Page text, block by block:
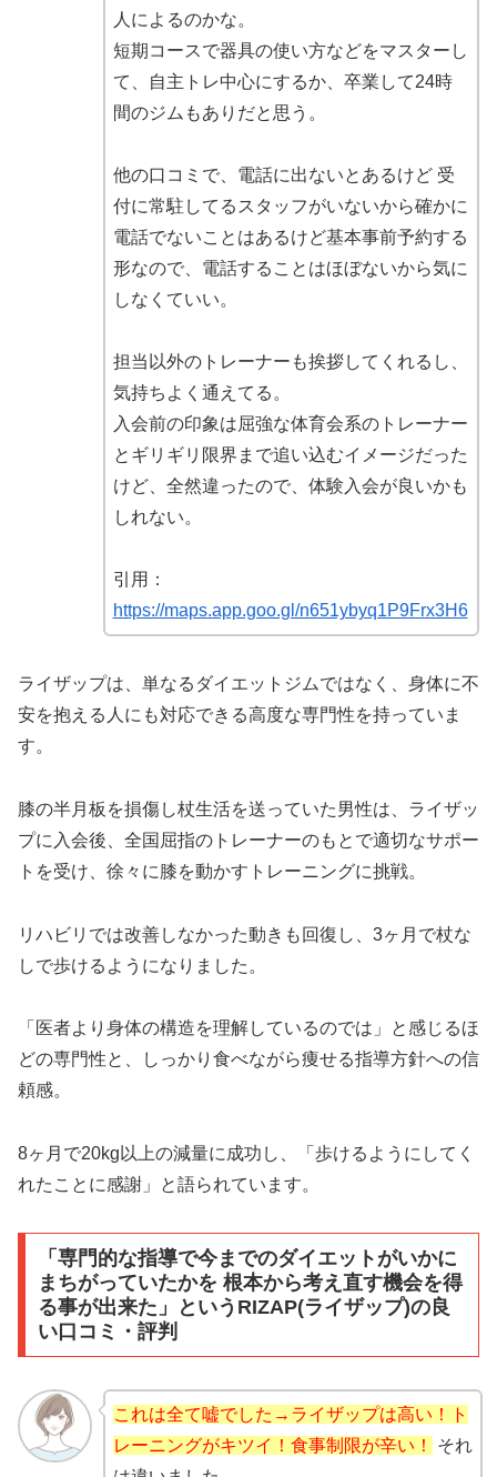
人によるのかな。
短期コースで器具の使い方などをマスターし
て、自主トレ中心にするか、卒業して24時
間のジムもありだと思う。
他の口コミで、電話に出ないとあるけど 受
付に常駐してるスタッフがいないから確かに
電話でないことはあるけど基本事前予約する
形なので、電話することはほぼないから気に
しなくていい。
担当以外のトレーナーも挨拶してくれるし、
気持ちよく通えてる。
入会前の印象は屈強な体育会系のトレーナー
とギリギリ限界まで追い込むイメージだった
けど、全然違ったので、体験入会が良いかも
しれない。
引用：
https://maps.app.goo.gl/n651ybyq1P9Frx3H6
ライザップは、単なるダイエットジムではなく、身体に不
安を抱える人にも対応できる高度な専門性を持っていま
す。
膝の半月板を損傷し杖生活を送っていた男性は、ライザッ
プに入会後、全国屈指のトレーナーのもとで適切なサポー
トを受け、徐々に膝を動かすトレーニングに挑戦。
リハビリでは改善しなかった動きも回復し、3ヶ月で杖な
しで歩けるようになりました。
「医者より身体の構造を理解しているのでは」と感じるほ
どの専門性と、しっかり食べながら痩せる指導方針への信
頼感。
8ヶ月で20kg以上の減量に成功し、「歩けるようにしてく
れたことに感謝」と語られています。
「専門的な指導で今までのダイエットがいかに
まちがっていたかを 根本から考え直す機会を得
る事が出来た」というRIZAP(ライザップ)の良
い口コミ・評判
これは全て嘘でした→ライザップは高い！ト
レーニングがキツイ！食事制限が辛い！
それ